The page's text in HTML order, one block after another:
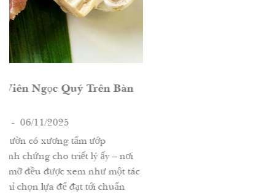
Trên Bàn
ướp
lý ấy – nơi
như một tác
tới chuẩn